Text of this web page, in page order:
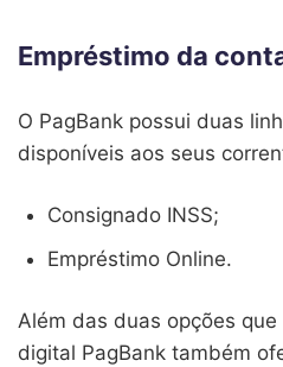
Empréstimo da
O PagBank possui duas
disponíveis aos seus
Consignado INSS;
Empréstimo Online.
Além das duas opções
digital PagBank também